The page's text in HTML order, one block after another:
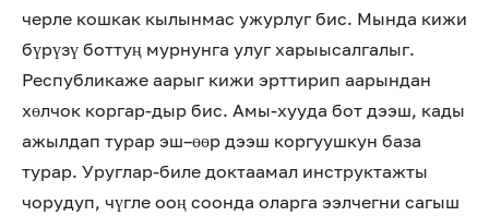
черле кошкак кылынмас ужурлуг бис. Мында кижи
бүрүзү боттуң мурнунга улуг харыысалгалыг.
Республикаже аарыг кижи эрттирип аарындан
хөлчок коргар-дыр бис. Амы-хууда бот дээш, кады
ажылдап турар эш–өөр дээш коргуушкун база
турар. Уруглар-биле доктаамал инструктажты
чорудуп, чүгле ооң соонда оларга ээлчегни сагыш